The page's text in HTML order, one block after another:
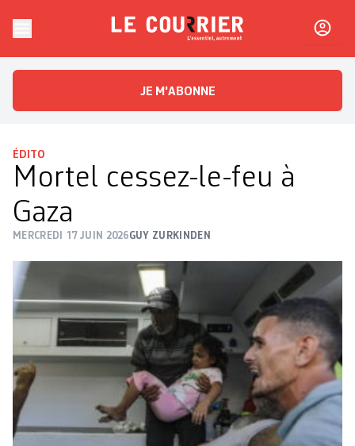
Le CourrierL'essentiel, autrement
JE M'ABONNE
ÉDITO
Mortel cessez-le-feu à
Gaza
MERCREDI 17 JUIN 2026GUY ZURKINDEN